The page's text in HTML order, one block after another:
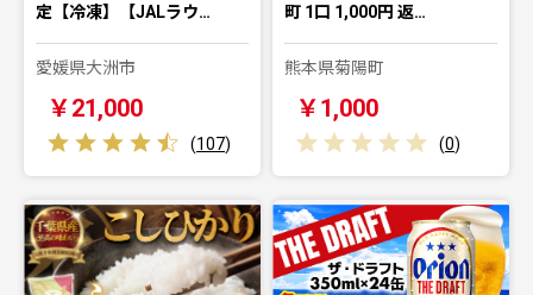
定【冷凍】【JALラウ…
愛媛県大洲市
￥21,000
(107)
町 1口 1,000円 返…
熊本県菊陽町
￥1,000
(0)